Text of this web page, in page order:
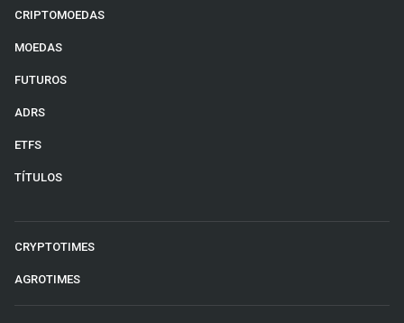
CRIPTOMOEDAS
MOEDAS
FUTUROS
ADRS
ETFS
TÍTULOS
CRYPTOTIMES
AGROTIMES